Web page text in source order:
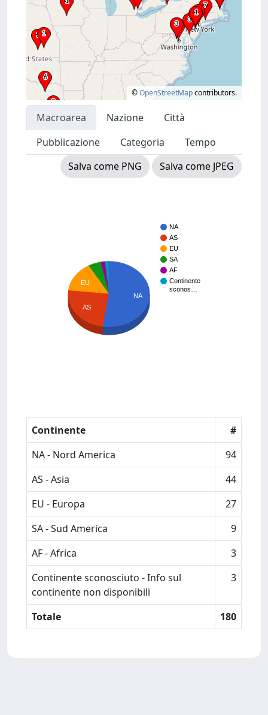
©OpenStreetMapcontributors.
Macroarea Nazione
Città
Pubblicazione
Categoria
Tempo
Salva come PNG
Salva come JPEG
NA
AS
EU
SA
AF
Continente
sconos…
EU
AS
NA
Continente
#
NA - Nord America
94
AS - Asia
44
EU - Europa
27
SA - Sud America
9
AF - Africa
3
Continente sconosciuto - Info sul
continente non disponibili
3
Totale 180